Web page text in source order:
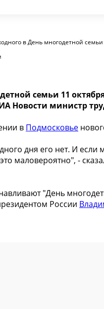
в День многодетной семьи
семьи 11
Новости министр
в Подмосковье
дня его нет. И
маловероятно", -
"День
России